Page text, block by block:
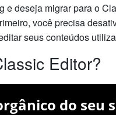
e deseja migrar para o
você precisa
seus conteúdos
Editor?
do seu